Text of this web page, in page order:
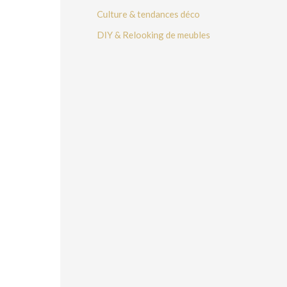
Culture & tendances déco
DIY & Relooking de meubles